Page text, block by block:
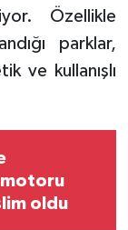
Özellikle
parklar,
ve kullanışlı
oldu